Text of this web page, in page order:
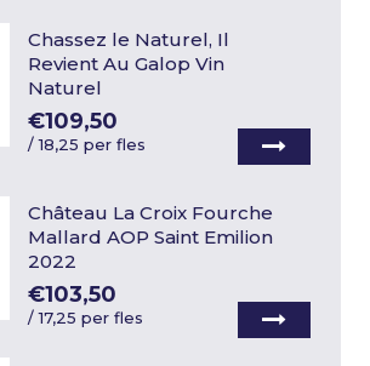
Chassez le Naturel, Il
Revient Au Galop Vin
Naturel
€109,50
/18,25 per fles
Château La Croix Fourche
Mallard AOP Saint Emilion
2022
€103,50
/17,25 per fles